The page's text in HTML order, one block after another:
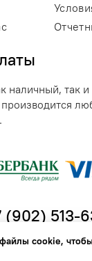
наличный, так и
производится
(902) 513-
←
cookie,